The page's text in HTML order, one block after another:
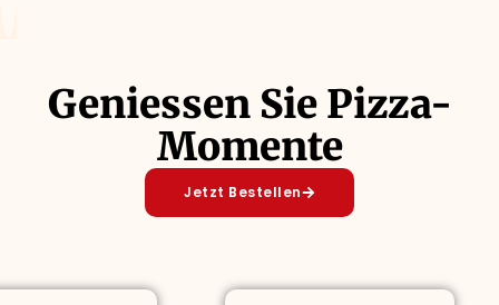
Geniessen Sie Pizza-
Momente
Jetzt Bestellen